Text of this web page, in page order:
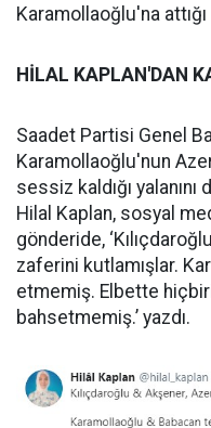
Karamollaoğlu'na
HİLAL KAPLAN'DAN
Saadet Partisi Genel
Karamollaoğlu'nun
sessiz kaldığı
Hilal Kaplan, sosyal
gönderide,
zaferini kutlamışlar.
etmemiş. Elbette
bahsetmemiş.’ yazdı.